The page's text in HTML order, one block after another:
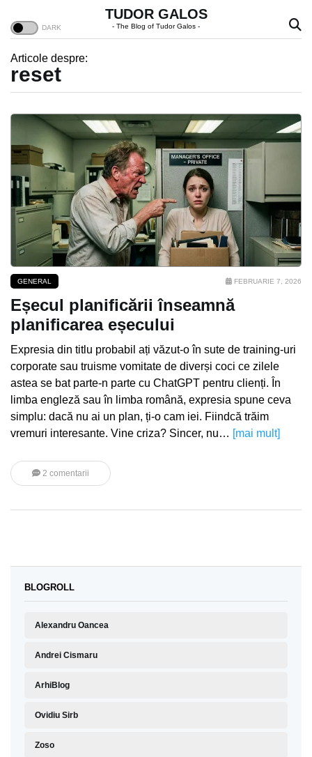
TUDOR GALOS
- The Blog of Tudor Galos -
Articole despre:
reset
GENERAL FEBRUARIE 7, 2026
Eșecul planificării înseamnă
planificarea eșecului
Expresia din titlu probabil ați văzut-o în sute de training-uri
corporate sau truisme vomitate de diverși coci ce zilele
astea se bat parte-n parte cu ChatGPT pentru clienți. În
limba engleză sau în limba română, expresia spune ceva
simplu: dacă nu ai un plan, ți-o cam iei. Fiindcă trăim
vremuri interesante. Vine criza? Sincer, nu… [mai mult]
2 comentarii
BLOGROLL
Alexandru Oancea
Andrei Cismaru
ArhiBlog
Ovidiu Sirb
Zoso